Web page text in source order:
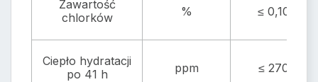
Zawartość
chlorków
% ≤ 0,10
Ciepło hydratacji
po 41 h
ppm ≤ 270